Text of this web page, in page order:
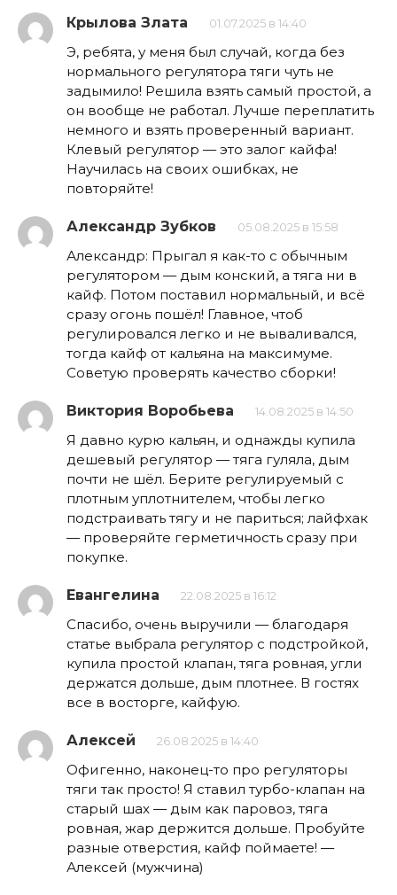
Крылова Злата 01.07.2025 в 14:40
Э, ребята, у меня был случай, когда без
нормального регулятора тяги чуть не
задымило! Решила взять самый простой, а
он вообще не работал. Лучше переплатить
немного и взять проверенный вариант.
Клевый регулятор — это залог кайфа!
Научилась на своих ошибках, не
повторяйте!
Александр Зубков 05.08.2025 в 15:58
Александр: Прыгал я как-то с обычным
регулятором — дым конский, а тяга ни в
кайф. Потом поставил нормальный, и всё
сразу огонь пошёл! Главное, чтоб
регулировался легко и не вываливался,
тогда кайф от кальяна на максимуме.
Советую проверять качество сборки!
Виктория Воробьева 14.08.2025 в 14:50
Я давно курю кальян, и однажды купила
дешевый регулятор — тяга гуляла, дым
почти не шёл. Берите регулируемый с
плотным уплотнителем, чтобы легко
подстраивать тягу и не париться; лайфхак
— проверяйте герметичность сразу при
покупке.
Евангелина 22.08.2025 в 16:12
Спасибо, очень выручили — благодаря
статье выбрала регулятор с подстройкой,
купила простой клапан, тяга ровная, угли
держатся дольше, дым плотнее. В гостях
все в восторге, кайфую.
Алексей 26.08.2025 в 14:40
Офигенно, наконец-то про регуляторы
тяги так просто! Я ставил турбо-клапан на
старый шах — дым как паровоз, тяга
ровная, жар держится дольше. Пробуйте
разные отверстия, кайф поймаете! —
Алексей (мужчина)